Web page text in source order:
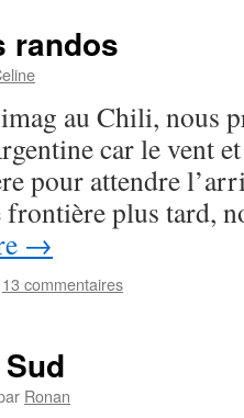
randos
au Chili, nous
car le vent
pour attendre
frontière plus tard,
→
13 commentaires
Ronan